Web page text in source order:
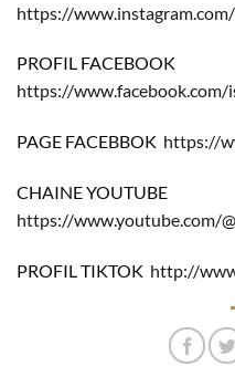
https://
PROFIL FACEBOOK
https://www.facebook.com/
PAGE FACEBBOK https://
CHAINE YOUTUBE
https://www.youtube.com/
PROFIL TIKTOK http://